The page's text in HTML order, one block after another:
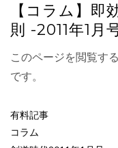
【コラム】即
則 -2011年1月
このページを閲覧す
です。
有料記事
コラム